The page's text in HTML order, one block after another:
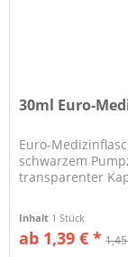
30ml Euro-
Euro-
schwarzem
transparenter
Inhalt 1 Stück
ab 1,39 € *